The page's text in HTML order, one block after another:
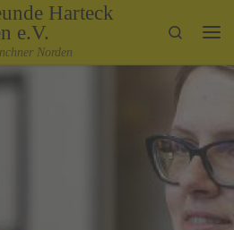
Harteck
e.V.
Norden
Search